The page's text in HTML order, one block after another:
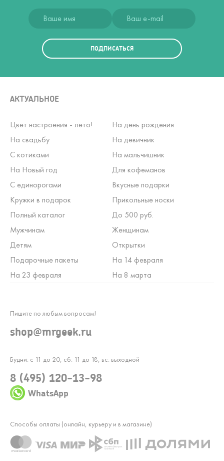
ПОДПИСАТЬСЯ
АКТУАЛЬНОЕ
Цвет настроения - лето!
На день рождения
На свадьбу
На девичник
С котиками
На мальчишник
На Новый год
Для кофеманов
С единорогами
Вкусные подарки
Кружки в подарок
Прикольные носки
Полный каталог
До 500 руб.
Мужчинам
Женщинам
Детям
Открытки
Подарочные пакеты
На 14 февраля
На 23 февраля
На 8 марта
Будни: с 11 до 20, сб: 11 до 18, вс: выходной
8 (495) 120-13-98
WhatsApp
Пишите по любым вопросам!
shop@mrgeek.ru
Способы оплаты (онлайн, курьеру и в магазине)